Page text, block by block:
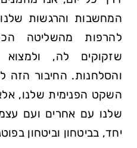
המחשבות והרגשות שלנו.
להרפות מהשליטה
שזקוקים לה,
והסלחנות. החיבור
השקט הפנימית שלנו,
שלנו עם אחרים ועם
יחד, בביטחון וביטחון